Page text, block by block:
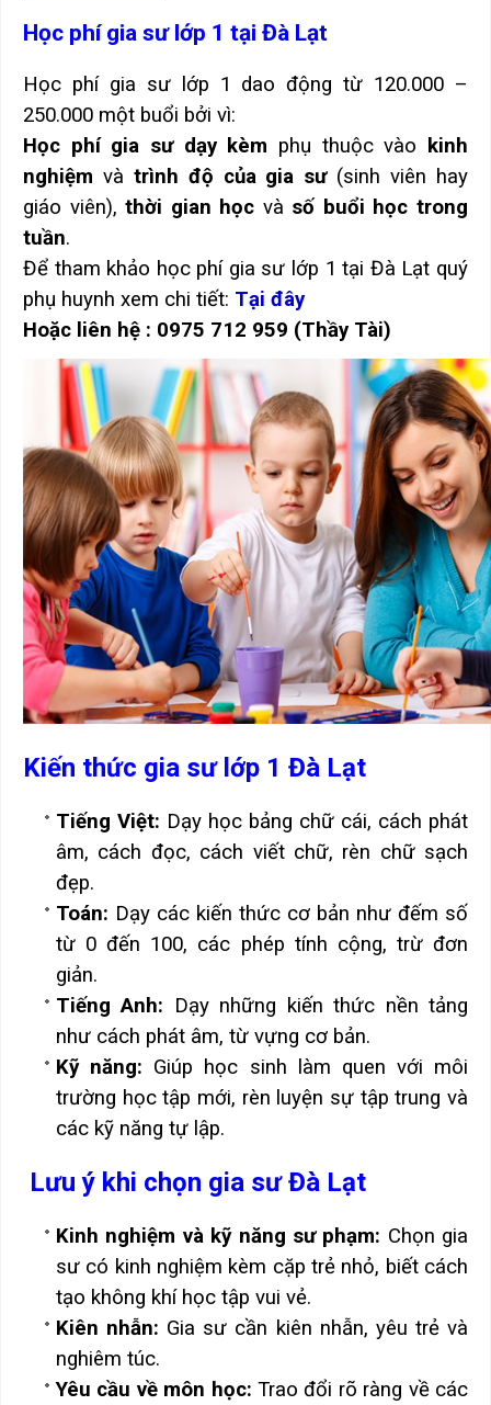
Học phí gia sư lớp 1 tại Đà Lạt
Học phí gia sư lớp 1 dao động từ 120.000 –
250.000 một buổi bởi vì:
Học phí gia sư dạy kèm phụ thuộc vào
kinh
nghiệm và trình độ của gia sư(sinh viên hay
giáo viên),thời gian học và số buổi học trong
tuần.
Để tham khảo học phí gia sư lớp 1 tại Đà Lạt quý
phụ huynh xem chi tiết: Tại đây
Hoặc liên hệ : 0975 712 959 (Thầy Tài)
Kiến thức gia sư lớp 1 Đà Lạt
Tiếng Việt: Dạy học bảng chữ cái, cách phát
âm, cách đọc, cách viết chữ, rèn chữ sạch
đẹp.
Toán: Dạy các kiến thức cơ bản như đếm số
từ 0 đến 100, các phép tính cộng, trừ đơn
giản.
Tiếng Anh: Dạy những kiến thức nền tảng
như cách phát âm, từ vựng cơ bản.
Kỹ năng: Giúp học sinh làm quen với môi
trường học tập mới, rèn luyện sự tập trung và
các kỹ năng tự lập.
Lưu ý khi chọn gia sư Đà Lạt
Kinh nghiệm và kỹ năng sư phạm: Chọn gia
sư có kinh nghiệm kèm cặp trẻ nhỏ, biết cách
tạo không khí học tập vui vẻ.
Kiên nhẫn: Gia sư cần kiên nhẫn, yêu trẻ và
nghiêm túc.
Yêu cầu về môn học: Trao đổi rõ ràng về các